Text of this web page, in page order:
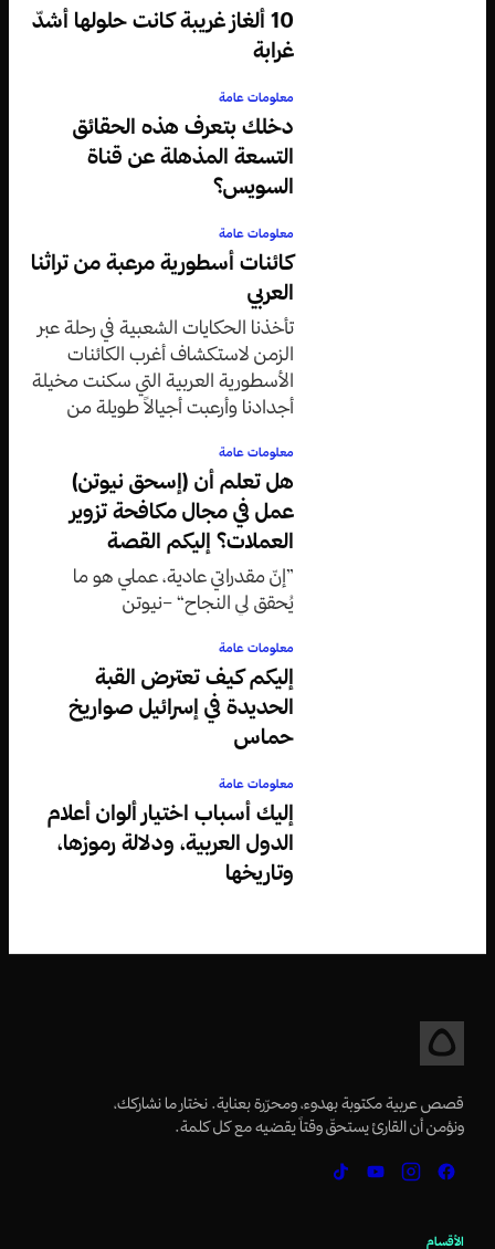
10 ألغاز غريبة كانت حلولها أشدّ
غرابة
معلومات عامة
دخلك بتعرف هذه الحقائق
التسعة المذهلة عن قناة
السويس؟
معلومات عامة
كائنات أسطورية مرعبة من تراثنا
العربي
تأخذنا الحكايات الشعبية في رحلة عبر
الزمن لاستكشاف أغرب الكائنات
الأسطورية العربية التي سكنت مخيلة
أجدادنا وأرعبت أجيالاً طويلة من
معلومات عامة
هل تعلم أن (إسحق نيوتن)
عمل في مجال مكافحة تزوير
العملات؟ إليكم القصة
”إنّ مقدراتي عادية، عملي هو ما
يُحقق لي النجاح“ –نيوتن
معلومات عامة
إليكم كيف تعترض القبة
الحديدة في إسرائيل صواريخ
حماس
معلومات عامة
إليك أسباب اختيار ألوان أعلام
الدول العربية، ودلالة رموزها،
وتاريخها
قصص عربية مكتوبة بهدوء، ومحرّرة بعناية. نختار ما نشاركك،
ونؤمن أن القارئ يستحقّ وقتاً يقضيه مع كل كلمة.
الأقسام